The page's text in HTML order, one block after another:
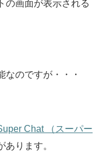
の画面が表示される
なのですが・・・
Chat （スーパー
あります。